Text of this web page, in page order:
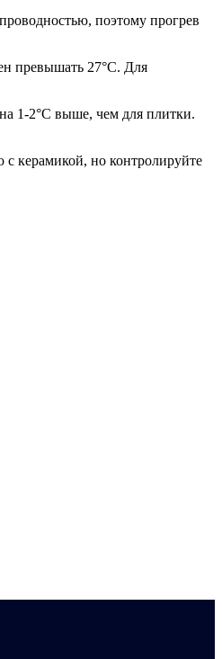
поэтому прогрев
превышать 27°C. Для
1-2°C выше, чем для плитки.
керамикой, но контролируйте